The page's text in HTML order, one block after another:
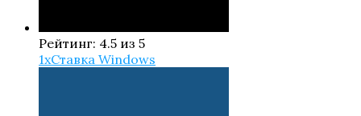
Рейтинг: 4.5 из 5
1xСтавка Windows